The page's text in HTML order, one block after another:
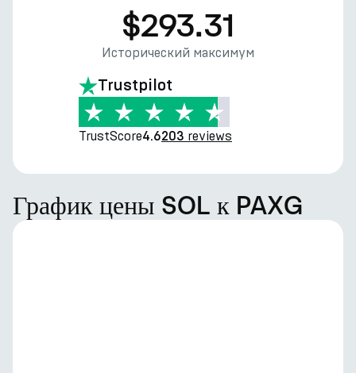
$293.31
Исторический максимум
Trustpilot
TrustScore4.6203 reviews
График цены SOL к PAXG